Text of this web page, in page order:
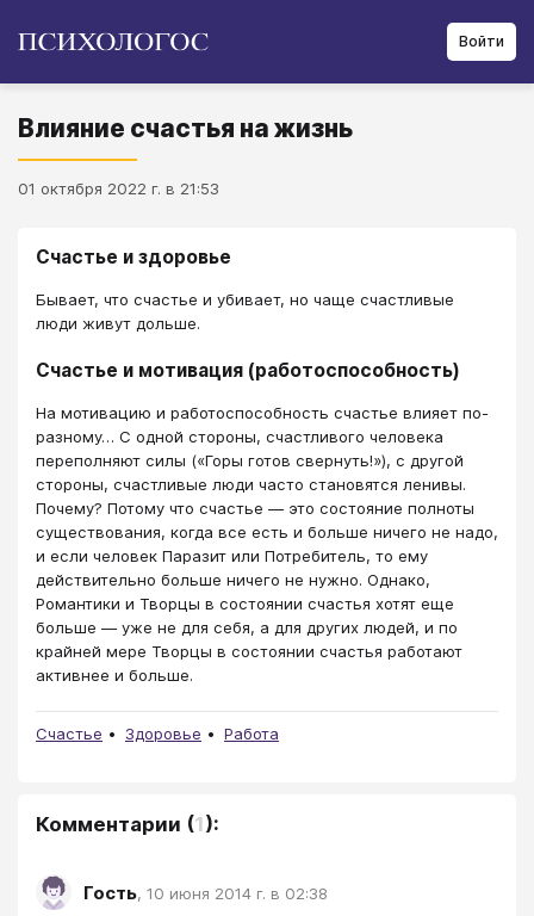
Войти
Влияние счастья на жизнь
01 октября 2022 г. в 21:53
Счастье и здоровье
Бывает, что счастье и убивает, но чаще счастливые
люди живут дольше.
Счастье и мотивация (работоспособность)
На мотивацию и работоспособность счастье влияет по-
разному… С одной стороны, счастливого человека
переполняют силы («Горы готов свернуть!»), с другой
стороны, счастливые люди часто становятся ленивы.
Почему? Потому что счастье — это состояние полноты
существования, когда все есть и больше ничего не надо,
и если человек Паразит или Потребитель, то ему
действительно больше ничего не нужно. Однако,
Романтики и Творцы в состоянии счастья хотят еще
больше — уже не для себя, а для других людей, и по
крайней мере Творцы в состоянии счастья работают
активнее и больше.
Счастье Здоровье Работа
Комментарии (1):
Гость, 10 июня 2014 г. в 02:38